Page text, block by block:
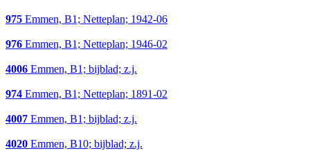
975 Emmen, B1; Netteplan; 1942-06
976 Emmen, B1; Netteplan; 1946-02
4006 Emmen, B1; bijblad; z.j.
974 Emmen, B1; Netteplan; 1891-02
4007 Emmen, B1; bijblad; z.j.
4020 Emmen, B10; bijblad; z.j.